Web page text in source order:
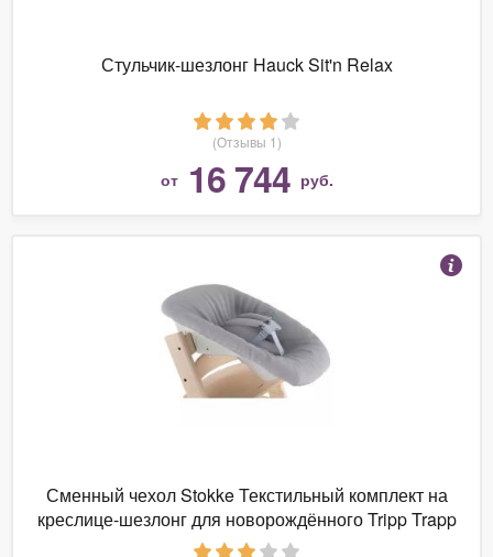
Стульчик-шезлонг Hauck Sit'n Relax
(Отзывы 1)
от 16 744 руб.
Сменный чехол Stokke Текстильный комплект на
креслице-шезлонг для новорождённого Tripp Trapp
Newborn Upholstery Set